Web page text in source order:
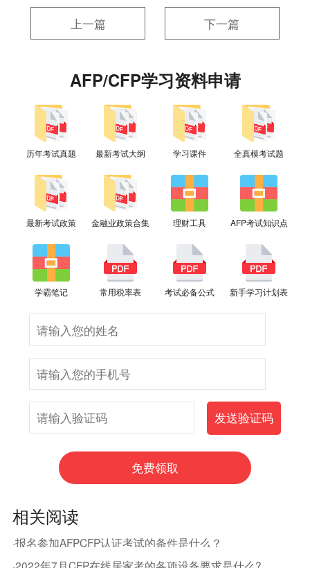
上一篇 下一篇
AFP/CFP学习资料申请
历年考试真题 最新考试大纲 学习课件 全真模考试题
最新考试政策 金融业政策合集 理财工具 AFP考试知识点
学霸笔记 常用税率表 考试必备公式 新手学习计划表
相关阅读
·报名参加AFPCFP认证考试的条件是什么？